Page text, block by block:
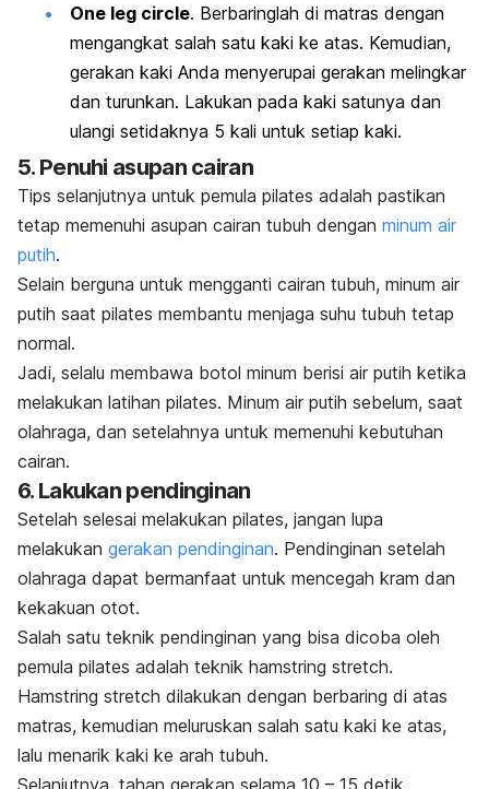
One leg circle. Berbaringlah di matras dengan
mengangkat salah satu kaki ke atas. Kemudian,
gerakan kaki Anda menyerupai gerakan melingkar
dan turunkan. Lakukan pada kaki satunya dan
ulangi setidaknya 5 kali untuk setiap kaki.
5. Penuhi asupan cairan
Tips selanjutnya untuk pemula pilates adalah pastikan
tetap memenuhi asupan cairan tubuh dengan minum air
putih.
Selain berguna untuk mengganti cairan tubuh, minum air
putih saat pilates membantu menjaga suhu tubuh tetap
normal.
Jadi, selalu membawa botol minum berisi air putih ketika
melakukan latihan pilates. Minum air putih sebelum, saat
olahraga, dan setelahnya untuk memenuhi kebutuhan
cairan.
6. Lakukan pendinginan
Setelah selesai melakukan pilates, jangan lupa
melakukan gerakan pendinginan. Pendinginan setelah
olahraga dapat bermanfaat untuk mencegah kram dan
kekakuan otot.
Salah satu teknik pendinginan yang bisa dicoba oleh
pemula pilates adalah teknik hamstring stretch.
Hamstring stretch dilakukan dengan berbaring di atas
matras, kemudian meluruskan salah satu kaki ke atas,
lalu menarik kaki ke arah tubuh.